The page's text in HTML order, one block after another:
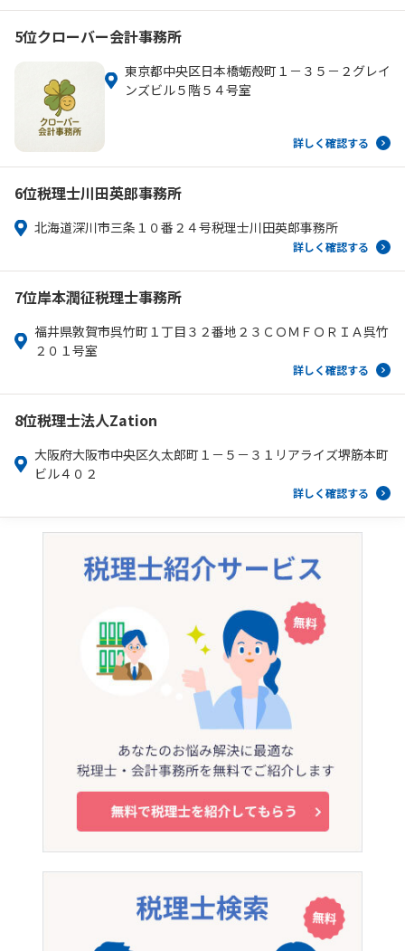
5位クローバー会計事務所
東京都中央区日本橋蛎殻町１－３５－２グレイ
ンズビル５階５４号室
詳しく確認する
6位税理士川田英郎事務所
北海道深川市三条１０番２４号税理士川田英郎事務所
詳しく確認する
7位岸本潤征税理士事務所
福井県敦賀市呉竹町１丁目３２番地２３ＣＯＭＦＯＲＩＡ呉竹
２０１号室
詳しく確認する
8位税理士法人Zation
大阪府大阪市中央区久太郎町１－５－３１リアライズ堺筋本町
ビル４０２
詳しく確認する